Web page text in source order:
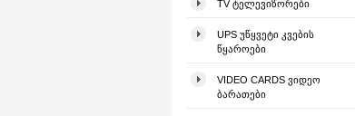
TV ᲢᲔᲚᲔᲕᲘᲖᲝᲠᲔᲑᲘ
UPS ᲣᲬᲧᲕᲔᲢᲘ ᲙᲕᲔᲑᲘᲡ
ᲬᲧᲐᲠᲝᲔᲑᲘ
VIDEO CARDS ᲕᲘᲓᲔᲝ
ᲑᲐᲠᲐᲗᲔᲑᲘ